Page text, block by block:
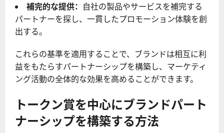
補完的な提供： 自社の製品やサービスを補完する
パートナーを探し、一貫したプロモーション体験を創
出する。
これらの基準を適用することで、ブランドは相互に利
益をもたらすパートナーシップを構築し、マーケティ
ング活動の全体的な効果を高めることができます。
トークン賞を中心にブランドパート
ナーシップを構築する方法